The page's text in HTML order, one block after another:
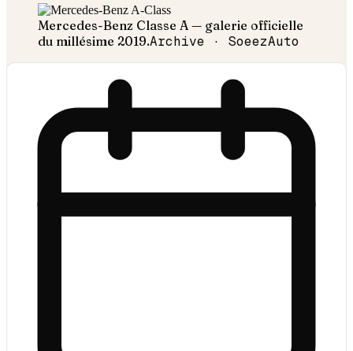
Mercedes-Benz Classe A — galerie officielle
du millésime 2019.Archive · SoeezAuto